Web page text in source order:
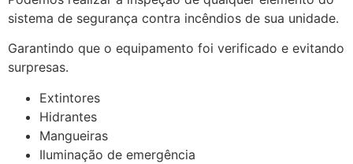
sistema de segurança contra incêndios de sua unidade.
Garantindo que o equipamento foi verificado e evitando
surpresas.
Extintores
Hidrantes
Mangueiras
Iluminação de emergência